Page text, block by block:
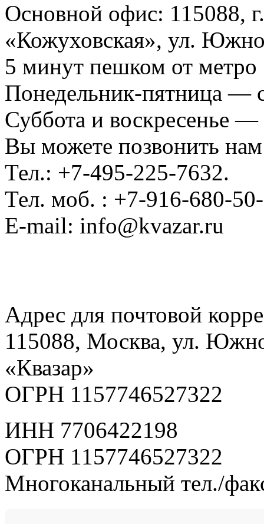
Основной офис: 115088,
«Кожуховская», ул.
5 минут пешком от метро
Понедельник-пятница —
Суббота и воскресенье
Вы можете позвонить
Тел.: +7-495-225-7632.
Тел. моб. : +7-916-680-
E-mail: info@kvazar.ru
Адрес для почтовой
115088, Москва, ул.
«Квазар»
ОГРН 1157746527322
ИНН 7706422198
ОГРН 1157746527322
Многоканальный тел./